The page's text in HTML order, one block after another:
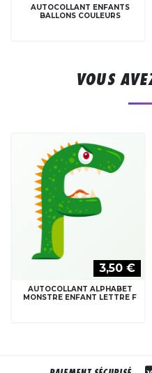
AUTOCOLLANT ENFANTS
BALLONS COULEURS
VOUS
3,50 €
AUTOCOLLANT ALPHABET
MONSTRE ENFANT LETTRE F